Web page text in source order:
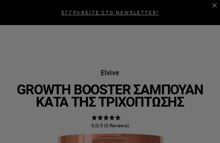
ΕΓΓΡΑΦΕΙΤΕ ΣΤΟ NEWSLETTER!
Elvive
GROWTH BOOSTER ΣΑΜΠΟΥΆΝ
ΚΑΤΆ ΤΗΣ ΤΡΙΧΌΠΤΩΣΗΣ
0,0/5 (0 Reviews)